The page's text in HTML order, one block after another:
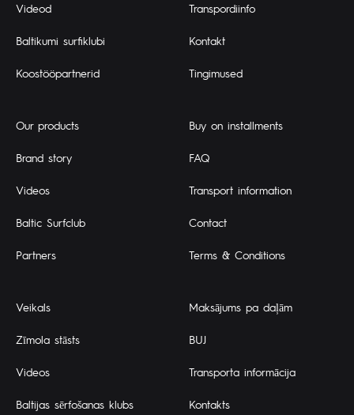
Videod
Baltikumi surfiklubi
Koostööpartnerid
Our products
Brand story
Videos
Baltic Surfclub
Partners
Veikals
Zīmola stāsts
Videos
Baltijas sērfošanas klubs
Transpordiinfo
Kontakt
Tingimused
Buy on installments
FAQ
Transport information
Contact
Terms & Conditions
Maksājums pa daļām
BUJ
Transporta informācija
Kontakts